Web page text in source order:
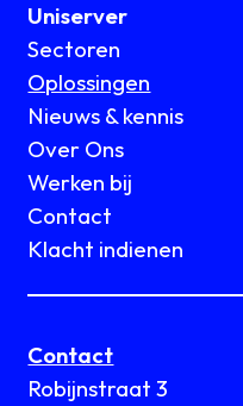
Uniserver
Sectoren
Oplossingen
Nieuws & kennis
Over Ons
Werken bij
Contact
Klacht indienen
Contact
Robijnstraat 3